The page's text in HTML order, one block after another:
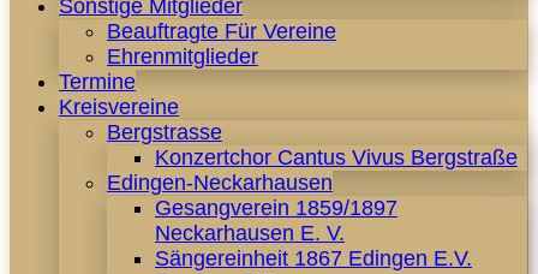
Sonstige Mitglieder
Beauftragte Für Vereine
Ehrenmitglieder
Termine
Kreisvereine
Bergstrasse
Konzertchor Cantus Vivus Bergstraße
Edingen-Neckarhausen
Gesangverein 1859/1897
Neckarhausen E. V.
Sängereinheit 1867 Edingen E.V.